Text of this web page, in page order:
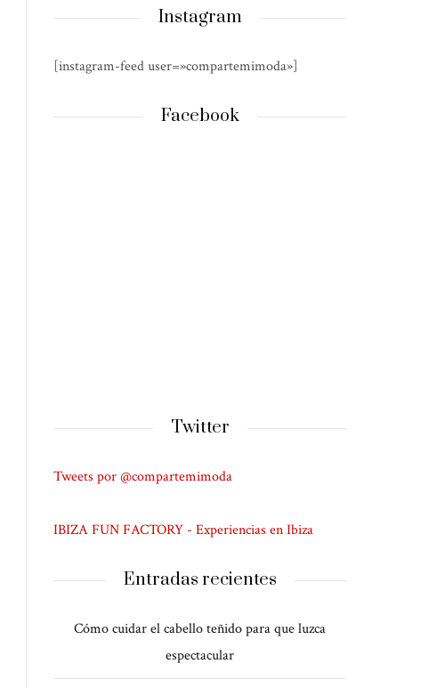
Instagram
[instagram-feed user=»compartemimoda»]
Facebook
Twitter
Tweets por @compartemimoda
IBIZA FUN FACTORY - Experiencias en Ibiza
Entradas recientes
Cómo cuidar el cabello teñido para que luzca
espectacular